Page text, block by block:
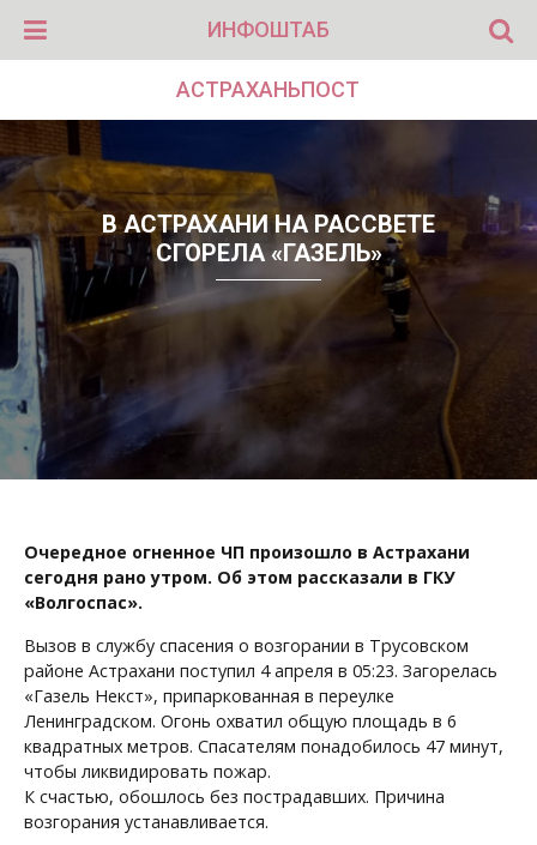
ИНФОШТАБ
АСТРАХАНЬПОСТ
В АСТРАХАНИ НА РАССВЕТЕ
СГОРЕЛА «ГАЗЕЛЬ»
Очередное огненное ЧП произошло в Астрахани
сегодня рано утром. Об этом рассказали в ГКУ
«Волгоспас».
Вызов в службу спасения о возгорании в Трусовском
районе Астрахани поступил 4 апреля в 05:23. Загорелась
«Газель Некст», припаркованная в переулке
Ленинградском. Огонь охватил общую площадь в 6
квадратных метров. Спасателям понадобилось 47 минут,
чтобы ликвидировать пожар.
К счастью, обошлось без пострадавших. Причина
возгорания устанавливается.